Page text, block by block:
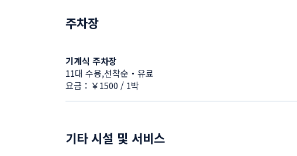
주차장
기계식 주차장
11대 수용,선착순・유료
요금：￥1500 / 1박
기타 시설 및 서비스